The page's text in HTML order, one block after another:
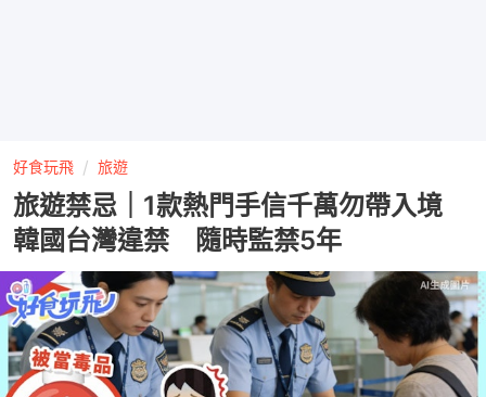
好食玩飛 旅遊
旅遊禁忌｜1款熱門手信千萬勿帶入境
韓國台灣違禁 隨時監禁5年